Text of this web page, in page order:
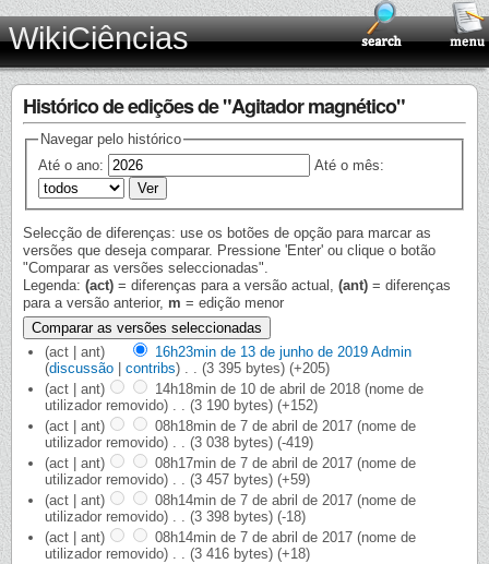
WikiCiências
Histórico de edições de "Agitador magnético"
Navegar pelo histórico
Até o ano:
Até o mês:
Selecção de diferenças: use os botões de opção para marcar as
versões que deseja comparar. Pressione 'Enter' ou clique o botão
"Comparar as versões seleccionadas".
Legenda: (act) = diferenças para a versão actual, (ant) = diferenças
para a versão anterior, m = edição menor
(act | ant) 16h23min de 13 de junho de 2019 Admin
(discussão | contribs) (3 395 bytes) (+205)
(act | ant)
14h18min de 10 de abril de 2018 (nome de
utilizador removido)
(3 190 bytes) (+152)
(act | ant)
08h18min de 7 de abril de 2017 (nome de
utilizador removido)
(3 038 bytes) (-419)
(act | ant)
08h17min de 7 de abril de 2017 (nome de
utilizador removido)
(3 457 bytes) (+59)
(act | ant)
08h14min de 7 de abril de 2017 (nome de
utilizador removido)
(3 398 bytes) (-18)
(act | ant)
08h14min de 7 de abril de 2017 (nome de
utilizador removido)
(3 416 bytes) (+18)